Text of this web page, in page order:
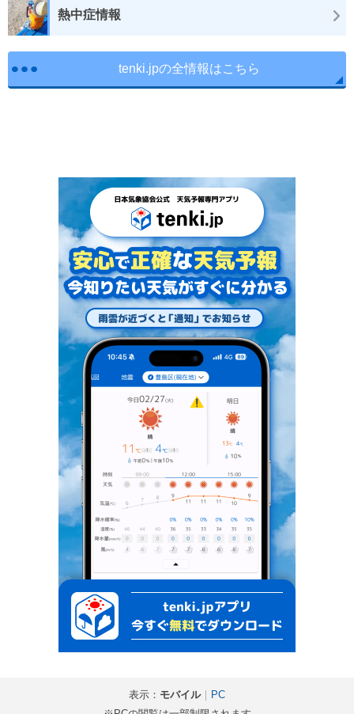
熱中症情報
tenki.jpの全情報はこちら
表示： モバイル｜
PC